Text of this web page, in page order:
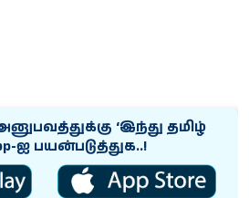
அனுபவத்துக்கு ‘இந்து தமிழ்
ஐ பயன்படுத்துக..!